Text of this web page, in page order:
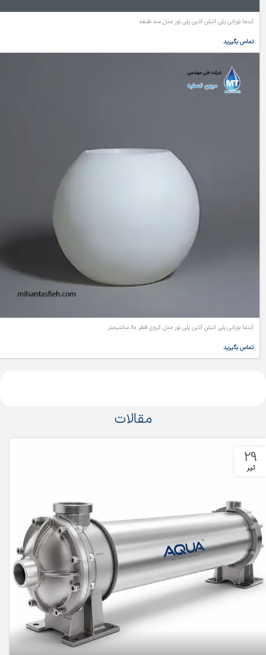
آبنما نورانی پلی اتیلن آذین پلی نور مدل سه طبقه
تماس بگیرید
آبنما نورانی پلی اتیلن آذین پلی نور مدل کروی قطر 80 سانتیمتر
تماس بگیرید
مقالات
29
تیر